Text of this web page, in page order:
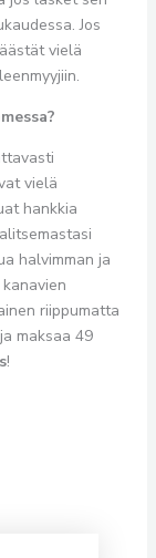
Jos
vielä
vielä
hankkia
halvimman ja
riippumatta
maksaa 49
!